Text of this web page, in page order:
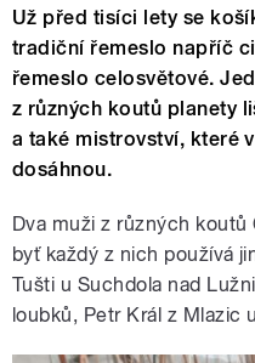
Už před tisíci lety se
tradiční řemeslo napříč
řemeslo celosvětové.
z různých koutů planety
a také mistrovství, které
dosáhnou.
Dva muži z různých
byť každý z nich používá
Tušti u Suchdola nad
loubků, Petr Král z Mlazic